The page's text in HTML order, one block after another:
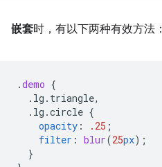
嵌套时，有以下两种有效方法：
.demo {
.lg.triangle,
.lg.circle {
opacity : .25 ;
filter : blur(25px);
}